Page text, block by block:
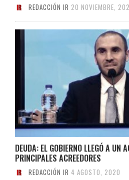
REDACCIÓN IR 20 NOVIEMBRE,
DEUDA: EL GOBIERNO LLEGÓ A UN
PRINCIPALES ACREEDORES
REDACCIÓN IR 4 AGOSTO, 2020